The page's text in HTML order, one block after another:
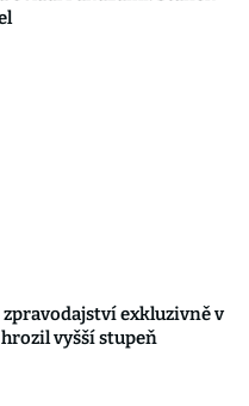
zpravodajství exkluzivně v
vyšší stupeň